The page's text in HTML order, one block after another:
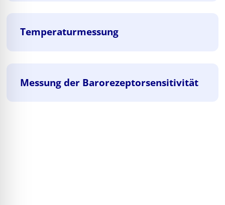
Temperaturmessung
Messung der Barorezeptorsensitivität